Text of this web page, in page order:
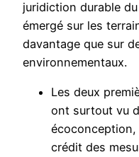
juridiction durable
émergé sur les
davantage que sur
environnementaux.
Les deux
ont surtout vu
crédit des